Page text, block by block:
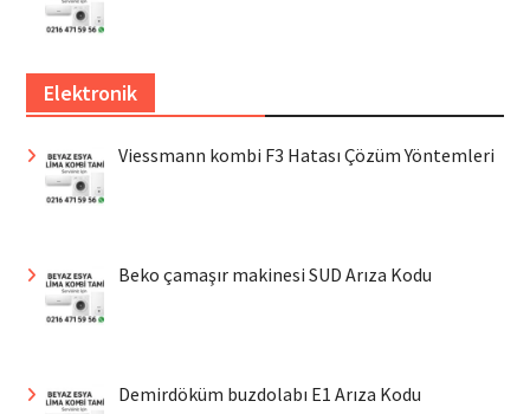
Elektronik
Viessmann kombi F3 Hatası Çözüm Yöntemleri
Beko çamaşır makinesi SUD Arıza Kodu
Demirdöküm buzdolabı E1 Arıza Kodu